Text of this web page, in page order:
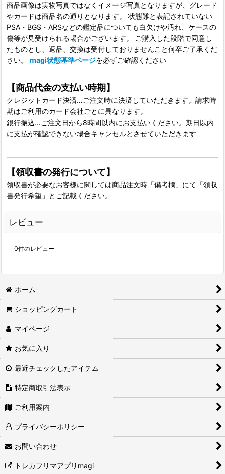
商品画像は実物写真ではなくイメージ写真となりますが、グレード
やカードは商品名の通りとなります。 状態難と表記されていない
PSA・BGS・ARSなどの鑑定品についても白欠けや汚れ、ケースの
傷等が見受けられる場合がございます。 ご購入した段階で同意し
たものとし、返品、交換は受付しておりませんこと何卒ご了承くだ
さい。 magi状態基準ページを必ずご確認ください
【商品代金の支払い時期】
クレジットカード決済…ご注文時に決済していただきます。請求時
期はご利用のカード会社ごとに異なります。
銀行振込…ご注文日から8時間以内にお支払いください。期日以内
に支払が確認できない場合キャンセルとさせていただきます
【領収書の発行について】
領収書が必要なお客様に関しては商品注文時「備考欄」にて「領収
書発行希望」とご記載ください。
レビュー
0件のレビュー
ホーム
ショッピングカート
マイページ
お気に入り
最近チェックしたアイテム
特定商取引法表示
ご利用案内
プライバシーポリシー
お問い合わせ
トレカフリマアプリmagi